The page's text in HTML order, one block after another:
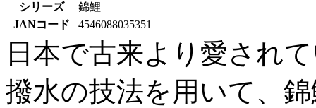
シリーズ
錦鯉
JANコード
4546088035351
日本で古来より愛され
撥水の技法を用いて、